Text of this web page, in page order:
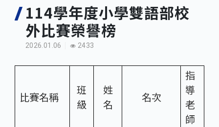
制與避難演練，以免受罰。
🎉🎉🎉狂賀! 12望蘇同學榮錄MIT麻省理工學院，本校
連續兩年錄取世界第一學府！
114學年度小學雙語部校
外比賽榮譽榜
2026.01.06 2433
比賽名稱
班
級
姓
名
名次
指
導
老
師